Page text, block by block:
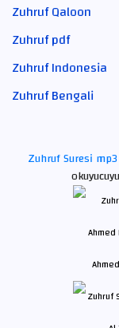
Zuhruf Qaloon
Zuhruf pdf
Zuhruf Indonesia
Zuhruf Bengali
Zuhruf Suresi